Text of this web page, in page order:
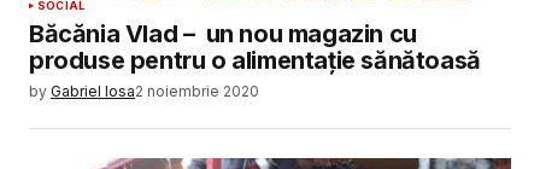
SOCIAL
Băcănia Vlad – un nou magazin cu
produse pentru o alimentație sănătoasă
by Gabriel Iosa2 noiembrie 2020